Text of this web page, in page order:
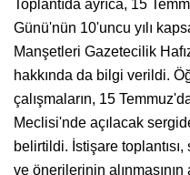
Toplantıda ayrıca, 15
Günü'nün 10'uncu yılı
Manşetleri Gazetecilik
hakkında da bilgi verildi.
çalışmaların, 15
Meclisi'nde açılacak
belirtildi. İstişare
ve önerilerinin